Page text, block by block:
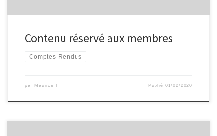
Contenu réservé aux membres
Comptes Rendus
par Maurice F Publié01/02/2020